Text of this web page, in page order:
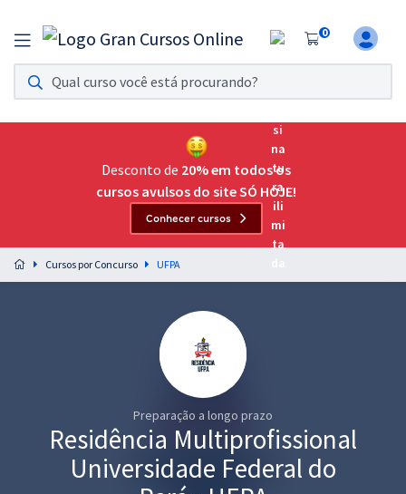
0
Assinatura Ilimitada 11
Acesso a todos os cursos. Teste grátis por 7 dias!
Assinatura OAB Até Passar
Acesso ilimitado a toda preparação para o Exame da
Preparação completa e intensiva para as principais
residências em saúde do Brasil
Graduação
Desconto de 20% em todos os
cursos avulsos do site SÓ HOJE!
Conhecer cursos
Cursos por Concurso UFPA
Preparação a longo prazo
Residência Multiprofissional
Universidade Federal do